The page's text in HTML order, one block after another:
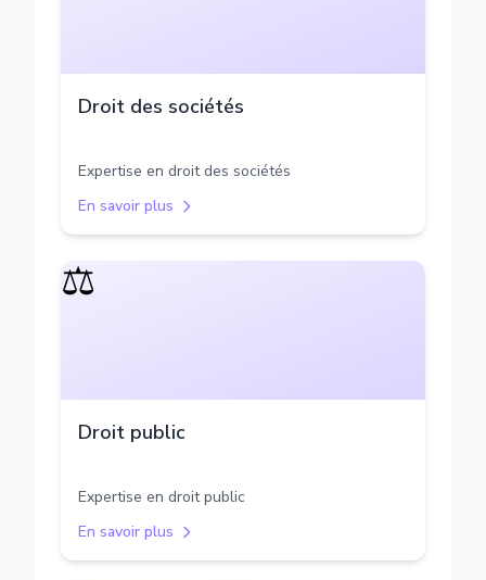
Droit des sociétés
Expertise en droit des sociétés
En savoir plus
⚖️
Droit public
Expertise en droit public
En savoir plus